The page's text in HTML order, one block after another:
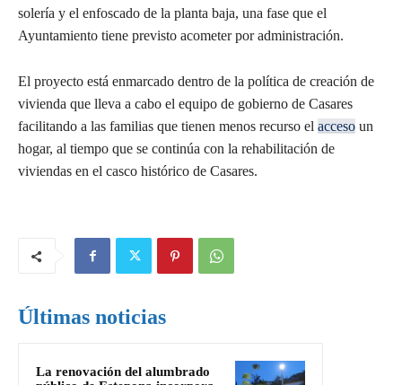
solería y el enfoscado de la planta baja, una fase que el
Ayuntamiento tiene previsto acometer por administración.
El proyecto está enmarcado dentro de la política de creación de
vivienda que lleva a cabo el equipo de gobierno de Casares
facilitando a las familias que tienen menos recurso el acceso un
hogar, al tiempo que se continúa con la rehabilitación de
viviendas en el casco histórico de Casares.
Últimas noticias
La renovación del alumbrado